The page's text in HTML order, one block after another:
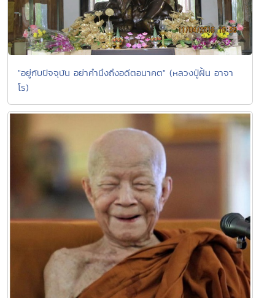
"อยู่กับปัจจุบัน อย่าคำนึงถึงอดีตอนาคต" (หลวงปู่ฝั้น อาจา
โร)